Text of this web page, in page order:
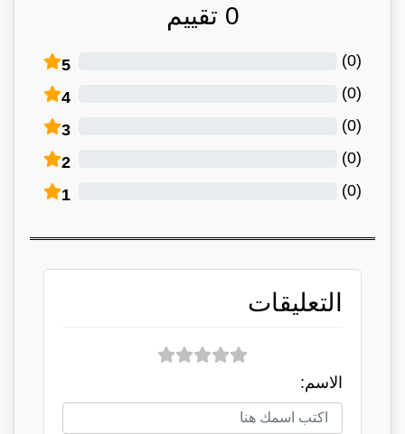
0 تقييم
5 (
0
)
4 (
0
)
3 (
0
)
2 (
0
)
1 (
0
)
التعليقات
الاسم: